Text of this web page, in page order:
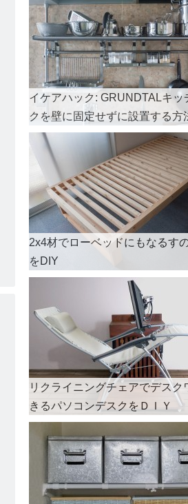
イケアハック: GRUNDTALキッ
クを壁に固定せずに設置する方
2x4材でローベッドにもなるす
をDIY
リクライニングチェアでデスク
きるパソコンデスクをＤＩＹ